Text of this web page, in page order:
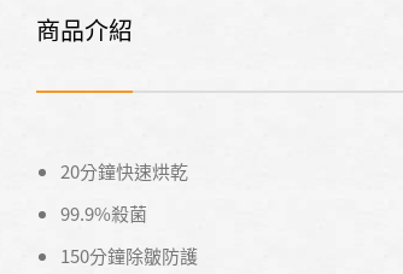
商品介紹
20分鐘快速烘乾
99.9%殺菌
150分鐘除皺防護